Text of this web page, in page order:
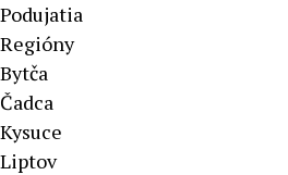
Podujatia
Regióny
Bytča
Čadca
Kysuce
Liptov